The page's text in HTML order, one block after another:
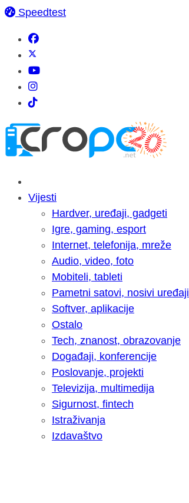
Speedtest
Vijesti
Hardver, uređaji, gadgeti
Igre, gaming, esport
Internet, telefonija, mreže
Audio, video, foto
Mobiteli, tableti
Pametni satovi, nosivi uređaji
Softver, aplikacije
Ostalo
Tech, znanost, obrazovanje
Događaji, konferencije
Poslovanje, projekti
Televizija, multimedija
Sigurnost, fintech
Istraživanja
Izdavaštvo